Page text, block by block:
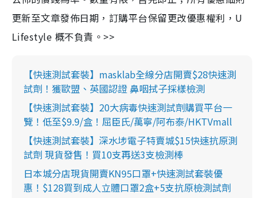
更新至文章發佈日期，訂購平台保留更改優惠權利，U
Lifestyle 概不負責。>>
【快速測試套裝】masklab全線分店開賣$28快速測
試劑！獲歐盟、英國認證 鼻咽拭子採樣檢測
【快速測試套裝】20大病毒快速測試劑購買平台一
覽！低至$9.9/盒！屈臣氏/萬寧/阿布泰/HKTVmall
【快速測試套裝】深水埗電子特賣城$15快速抗原測
試劑 現貨發售！買10支再送3支檢測棒
日本城分店現貨開賣KN95口罩+快速測試套裝優
惠！$128買到成人立體口罩2盒+5支抗原檢測試劑